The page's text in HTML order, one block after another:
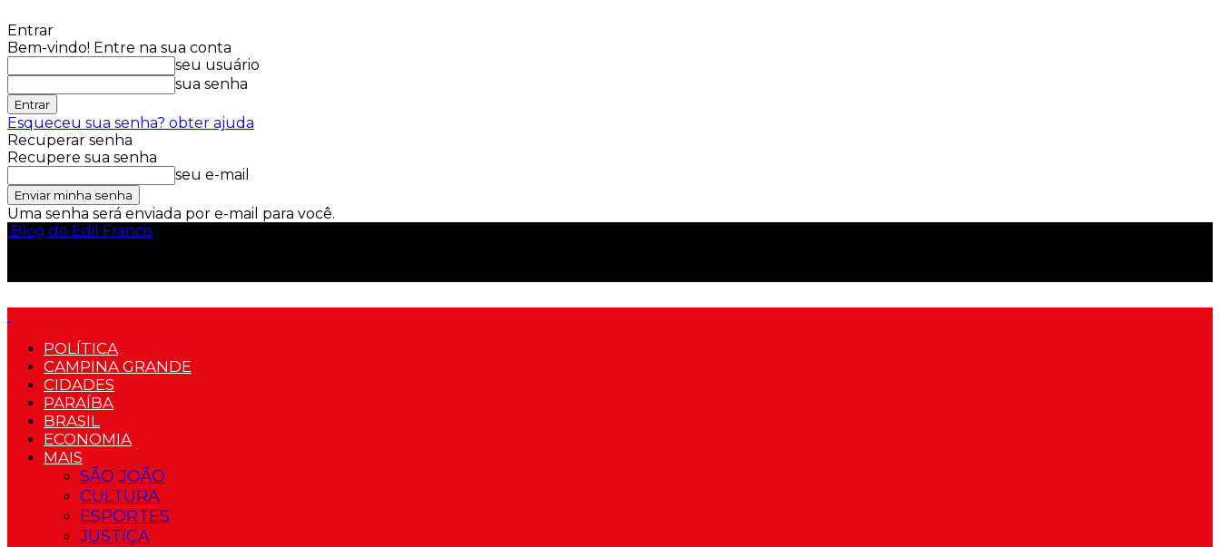
Entrar
Bem-vindo! Entre na sua conta
seu usuário
sua senha
Esqueceu sua senha? obter ajuda
Recuperar senha
Recupere sua senha
seu e-mail
Uma senha será enviada por e-mail para você.
Blog do Edil Francis
POLÍTICA
CAMPINA GRANDE
CIDADES
PARAÍBA
BRASIL
ECONOMIA
MAIS
SÃO JOÃO
CULTURA
ESPORTES
JUSTIÇA